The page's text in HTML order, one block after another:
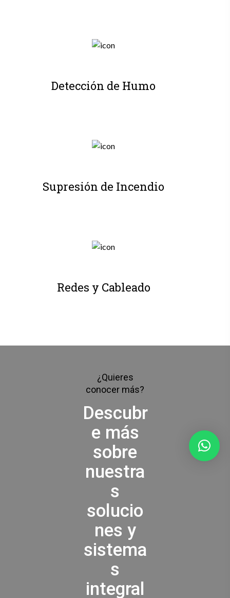
Detección de Humo
Supresión de Incendio
Redes y Cableado
¿Quieres
conocer más?
Descubr
e más
sobre
nuestra
s
solucio
nes y
sistema
s
integral